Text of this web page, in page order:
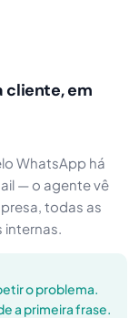
cliente, em
WhatsApp há
— o agente vê
todas as
internas.
o problema.
a primeira frase.